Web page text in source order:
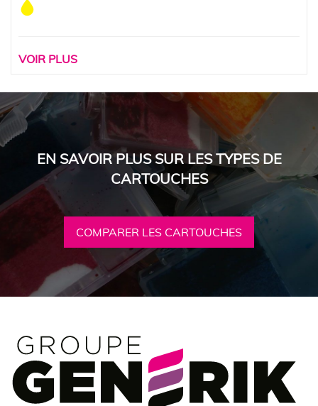
VOIR PLUS
EN SAVOIR PLUS SUR LES TYPES DE
CARTOUCHES
COMPARER LES CARTOUCHES